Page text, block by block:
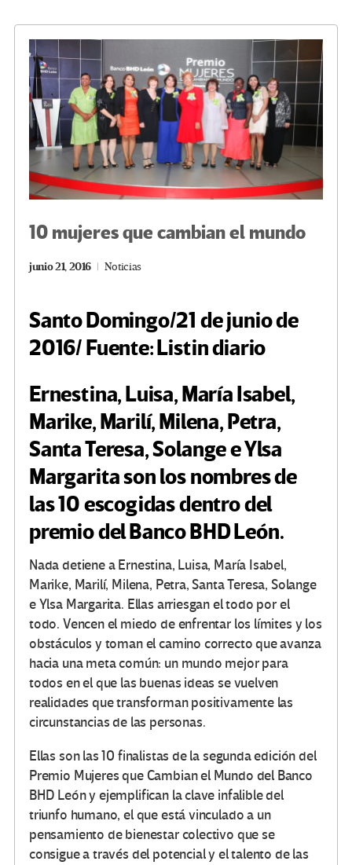
o
k
m n
ar
tir
10 mujeres que cambian el mundo
junio 21, 2016 Noticias
Santo Domingo/21 de junio de
2016/ Fuente: Listin diario
Ernestina, Luisa, María Isabel,
Marike, Marilí, Milena, Petra,
Santa Teresa, Solange e Ylsa
Margarita son los nombres de
las 10 escogidas dentro del
premio del Banco BHD León.
Nada detiene a Ernestina, Luisa, María Isabel,
Marike, Marilí, Milena, Petra, Santa Teresa, Solange
e Ylsa Margarita. Ellas arriesgan el todo por el
todo. Vencen el miedo de enfrentar los límites y los
obstáculos y toman el camino correcto que avanza
hacia una meta común: un mundo mejor para
todos en el que las buenas ideas se vuelven
realidades que transforman positivamente las
circunstancias de las personas.
Ellas son las 10 finalistas de la segunda edición del
Premio Mujeres que Cambian el Mundo del Banco
BHD León y ejemplifican la clave infalible del
triunfo humano, el que está vinculado a un
pensamiento de bienestar colectivo que se
consigue a través del potencial y el talento de las